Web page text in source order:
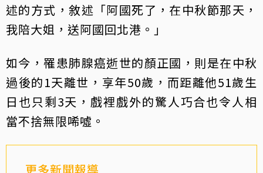
述的方式，敘述「阿國死了，在中秋節那天，
我陪大姐，送阿國回北港。」
如今，罹患肺腺癌逝世的顏正國，則是在中秋
過後的1天離世，享年50歲，而距離他51歲生
日也只剩3天，戲裡戲外的驚人巧合也令人相
當不捨無限唏噓。
更多新聞報導